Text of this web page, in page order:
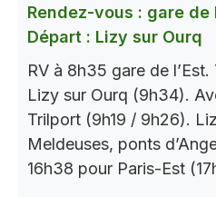
Rendez-vous : gare de
Départ : Lizy sur Ourq
RV à 8h35 gare de
Lizy sur Ourq (9h34).
Trilport (9h19 / 9h26).
Meldeuses, ponts
16h38 pour Paris-Est